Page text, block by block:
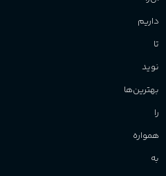
داریم
تا
نوید
بهترین‌ها
را
همواره
به